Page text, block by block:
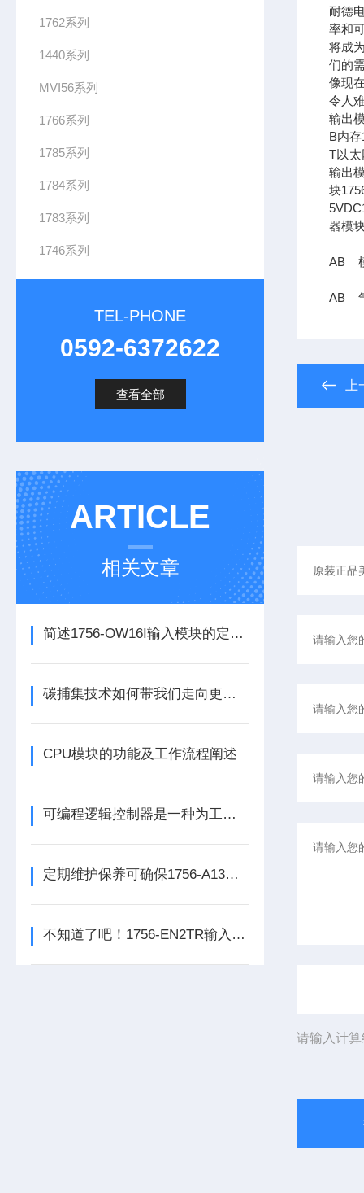
1762系列
1440系列
MVI56系列
1766系列
1785系列
1784系列
1783系列
1746系列
TEL-PHONE
0592-6372622
查看全部
ARTICLE
相关文章
简述1756-OW16I输入模块的定期维护保养建议
碳捕集技术如何带我们走向更洁净的未来？
CPU模块的功能及工作流程阐述
可编程逻辑控制器是一种为工业环境设计的数字运算操作电子系统
定期维护保养可确保1756-A13数字量输出模块的正常运行
不知道了吧！1756-EN2TR输入模块是数控系统动力的保障
耐德
率和
将成
们的
像现
令人
输出
B内
T以太
输出
块
器模
AB
AB
请输入计